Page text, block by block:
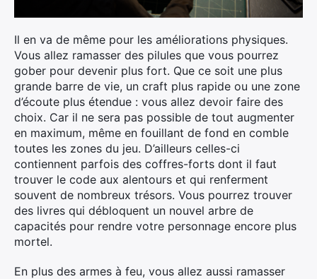
Il en va de même pour les améliorations physiques.
Vous allez ramasser des pilules que vous pourrez
gober pour devenir plus fort. Que ce soit une plus
grande barre de vie, un craft plus rapide ou une zone
d’écoute plus étendue : vous allez devoir faire des
choix. Car il ne sera pas possible de tout augmenter
en maximum, même en fouillant de fond en comble
toutes les zones du jeu. D’ailleurs celles-ci
contiennent parfois des coffres-forts dont il faut
trouver le code aux alentours et qui renferment
souvent de nombreux trésors. Vous pourrez trouver
des livres qui débloquent un nouvel arbre de
capacités pour rendre votre personnage encore plus
mortel.
En plus des armes à feu, vous allez aussi ramasser